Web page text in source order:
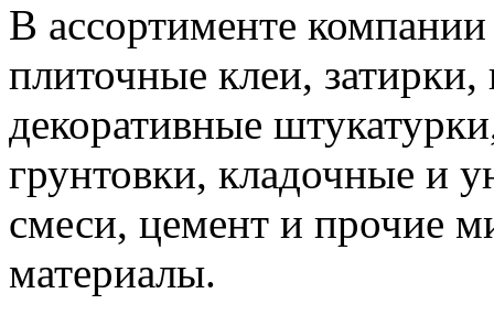
В ассортименте
плиточные клеи,
декоративные
грунтовки, кладочные и
смеси, цемент и прочие
материалы.